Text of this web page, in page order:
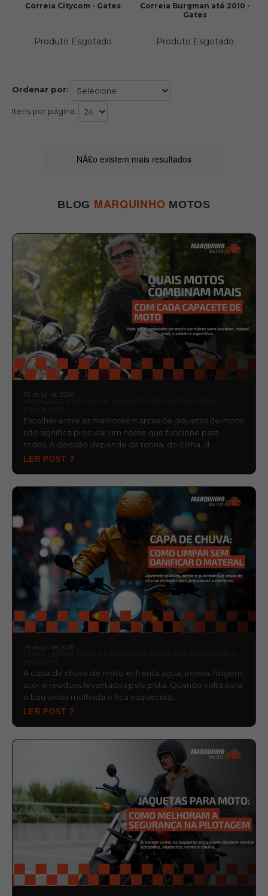
Correia Citycom - Gates
Produto Esgotado
Correia Burgman até 2010 -
Gates
Produto Esgotado
Ordenar por:
Itens por página:
NÃ£o existem mais resultados
BLOG MARQUINHO MOTOS
29 de jul. de 2026
Escolher entre as melhores marcas de jaquetas de moto
não significa procurar um nome que funcione para
todos. A decisão depende da rotina, do clima, d…
LER POST ?
29 de jul. de 2026
A capa de chuva de moto enfrenta água, poeira, fuligem,
suor e resíduos levantados pela pista. Quando volta para
o baú ainda molhada e fica esquecida,…
LER POST ?